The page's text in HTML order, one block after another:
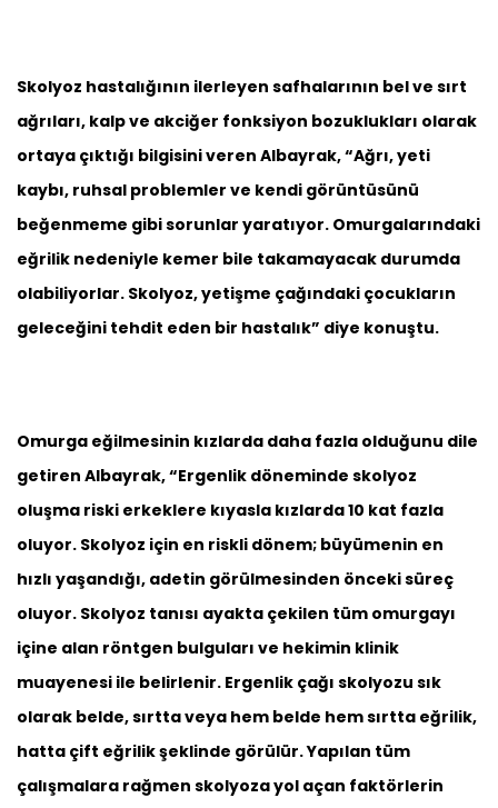
Skolyoz hastalığının ilerleyen safhalarının bel ve sırt
ağrıları, kalp ve akciğer fonksiyon bozuklukları olarak
ortaya çıktığı bilgisini veren Albayrak, “Ağrı, yeti
kaybı, ruhsal problemler ve kendi görüntüsünü
beğenmeme gibi sorunlar yaratıyor. Omurgalarındaki
eğrilik nedeniyle kemer bile takamayacak durumda
olabiliyorlar. Skolyoz, yetişme çağındaki çocukların
geleceğini tehdit eden bir hastalık” diye konuştu.
Omurga eğilmesinin kızlarda daha fazla olduğunu dile
getiren Albayrak, “Ergenlik döneminde skolyoz
oluşma riski erkeklere kıyasla kızlarda 10 kat fazla
oluyor. Skolyoz için en riskli dönem; büyümenin en
hızlı yaşandığı, adetin görülmesinden önceki süreç
oluyor. Skolyoz tanısı ayakta çekilen tüm omurgayı
içine alan röntgen bulguları ve hekimin klinik
muayenesi ile belirlenir. Ergenlik çağı skolyozu sık
olarak belde, sırtta veya hem belde hem sırtta eğrilik,
hatta çift eğrilik şeklinde görülür. Yapılan tüm
çalışmalara rağmen skolyoza yol açan faktörlerin